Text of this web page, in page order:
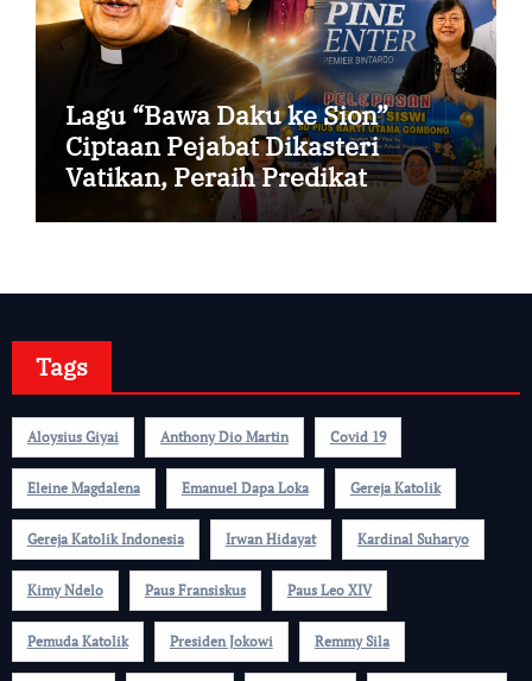
Lagu “Bawa Daku ke Sion”
Ciptaan Pejabat Dikasteri
Vatikan, Peraih Predikat
Summa Cum Laude
Tags
Aloysius Giyai Anthony Dio Martin Covid 19
Eleine Magdalena Emanuel Dapa Loka Gereja Katolik
Gereja Katolik Indonesia Irwan Hidayat Kardinal Suharyo
Kimy Ndelo Paus Fransiskus Paus Leo XIV
Pemuda Katolik Presiden Jokowi Remmy Sila